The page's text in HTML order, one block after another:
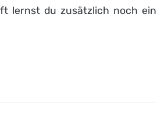
lernst du zusätzlich noch ein